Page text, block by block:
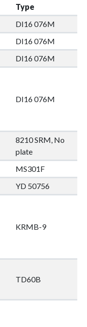
Type
DI16 076M
DI16 076M
DI16 076M
DI16 076M
8210 SRM, No
plate
MS301F
YD 50756
KRMB-9
TD60B